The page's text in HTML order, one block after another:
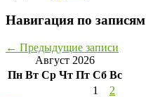
Навигация по записям
← Предыдущие записи
Август 2026
Пн Вт Ср Чт Пт Сб Вс
1
2